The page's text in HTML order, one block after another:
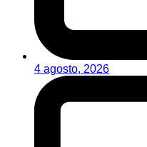
4 agosto, 2026